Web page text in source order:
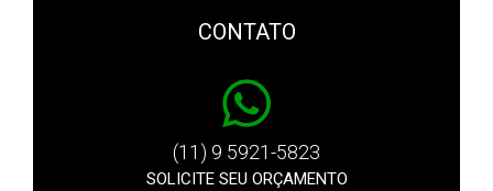
CONTATO
(11) 9 5921-5823
SOLICITE SEU ORÇAMENTO